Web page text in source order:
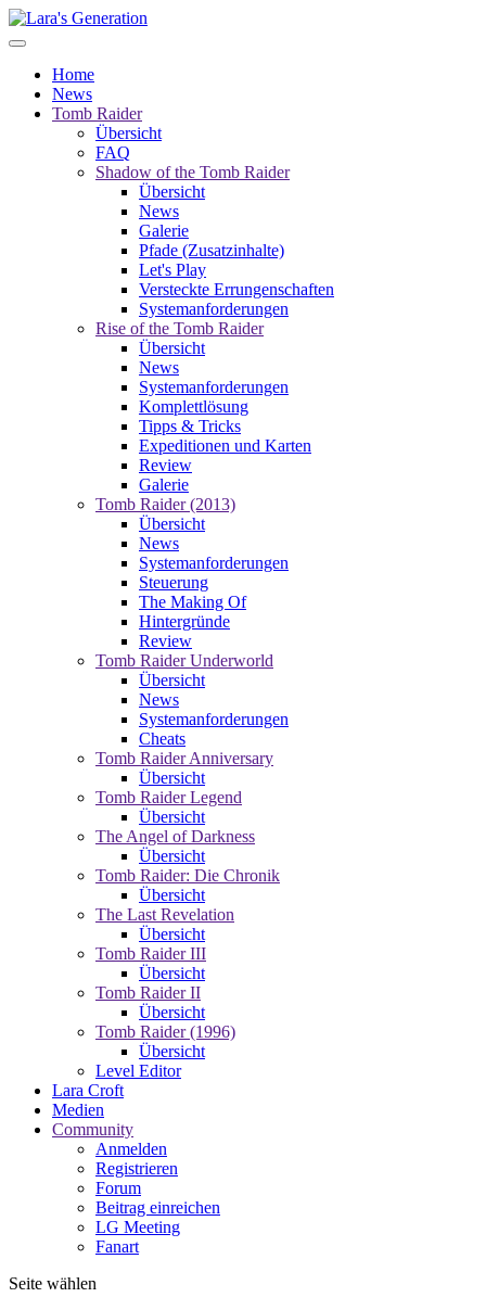
Home
News
Tomb Raider
Übersicht
FAQ
Shadow of the Tomb Raider
Übersicht
News
Galerie
Pfade (Zusatzinhalte)
Let's Play
Versteckte Errungenschaften
Systemanforderungen
Rise of the Tomb Raider
Übersicht
News
Systemanforderungen
Komplettlösung
Tipps & Tricks
Expeditionen und Karten
Review
Galerie
Tomb Raider (2013)
Übersicht
News
Systemanforderungen
Steuerung
The Making Of
Hintergründe
Review
Tomb Raider Underworld
Übersicht
News
Systemanforderungen
Cheats
Tomb Raider Anniversary
Übersicht
Tomb Raider Legend
Übersicht
The Angel of Darkness
Übersicht
Tomb Raider: Die Chronik
Übersicht
The Last Revelation
Übersicht
Tomb Raider III
Übersicht
Tomb Raider II
Übersicht
Tomb Raider (1996)
Übersicht
Level Editor
Lara Croft
Medien
Community
Anmelden
Registrieren
Forum
Beitrag einreichen
LG Meeting
Fanart
Seite wählen